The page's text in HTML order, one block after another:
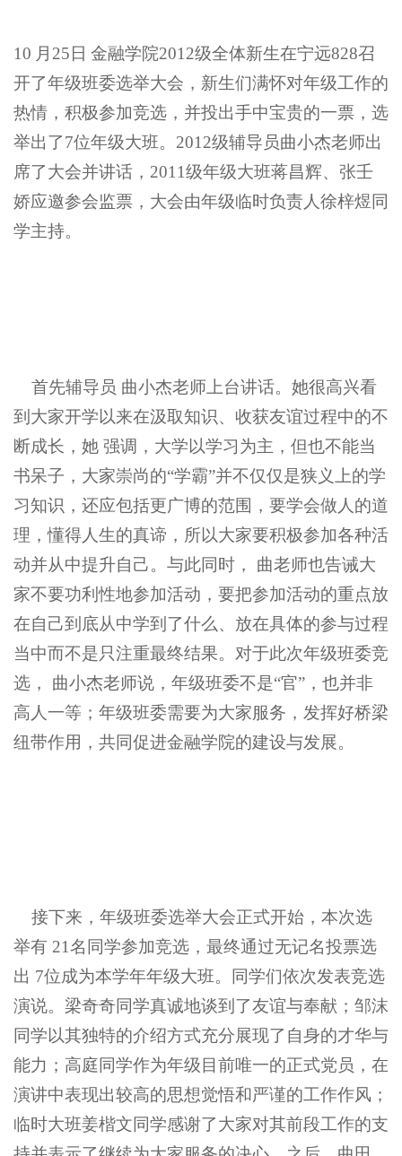
10 月25日 金融学院2012级全体新生在宁远828召
开了年级班委选举大会，新生们满怀对年级工作的
热情，积极参加竞选，并投出手中宝贵的一票，选
举出了7位年级大班。2012级辅导员曲小杰老师出
席了大会并讲话，2011级年级大班蒋昌辉、张壬
娇应邀参会监票，大会由年级临时负责人徐梓煜同
学主持。
首先辅导员 曲小杰老师上台讲话。她很高兴看
到大家开学以来在汲取知识、收获友谊过程中的不
断成长，她 强调，大学以学习为主，但也不能当
书呆子，大家崇尚的“学霸”并不仅仅是狭义上的学
习知识，还应包括更广博的范围，要学会做人的道
理，懂得人生的真谛，所以大家要积极参加各种活
动并从中提升自己。与此同时， 曲老师也告诫大
家不要功利性地参加活动，要把参加活动的重点放
在自己到底从中学到了什么、放在具体的参与过程
当中而不是只注重最终结果。对于此次年级班委竞
选， 曲小杰老师说，年级班委不是“官”，也并非
高人一等；年级班委需要为大家服务，发挥好桥梁
纽带作用，共同促进金融学院的建设与发展。
接下来，年级班委选举大会正式开始，本次选
举有 21名同学参加竞选，最终通过无记名投票选
出 7位成为本学年年级大班。同学们依次发表竞选
演说。梁奇奇同学真诚地谈到了友谊与奉献；邹沫
同学以其独特的介绍方式充分展现了自身的才华与
能力；高庭同学作为年级目前唯一的正式党员，在
演讲中表现出较高的思想觉悟和严谨的工作作风；
临时大班姜楷文同学感谢了大家对其前段工作的支